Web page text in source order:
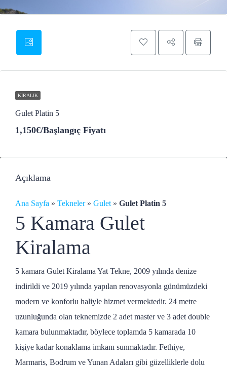
KIRALIK
Gulet Platin 5
1,150€/Başlangıç Fiyatı
Açıklama
Ana Sayfa » Tekneler» Gulet » Gulet Platin 5
5 Kamara Gulet
Kiralama
5 kamara Gulet Kiralama Yat Tekne, 2009 yılında denize
indirildi ve 2019 yılında yapılan renovasyonla günümüzdeki
modern ve konforlu haliyle hizmet vermektedir. 24 metre
uzunluğunda olan teknemizde 2 adet master ve 3 adet double
kamara bulunmaktadır, böylece toplamda 5 kamarada 10
kişiye kadar konaklama imkanı sunmaktadır. Fethiye,
Marmaris, Bodrum ve Yunan Adaları gibi güzelliklerle dolu